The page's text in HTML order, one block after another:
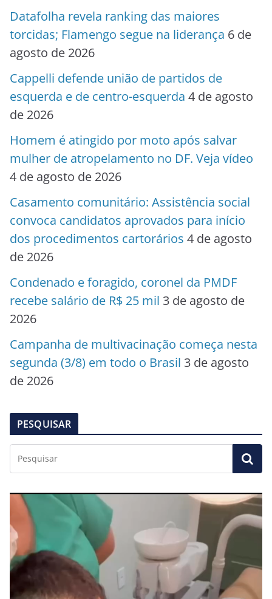
Datafolha revela ranking das maiores
torcidas; Flamengo segue na liderança 6 de
agosto de 2026
Cappelli defende união de partidos de
esquerda e de centro-esquerda 4 de agosto
de 2026
Homem é atingido por moto após salvar
mulher de atropelamento no DF. Veja vídeo
4 de agosto de 2026
Casamento comunitário: Assistência social
convoca candidatos aprovados para início
dos procedimentos cartorários 4 de agosto
de 2026
Condenado e foragido, coronel da PMDF
recebe salário de R$ 25 mil 3 de agosto de
2026
Campanha de multivacinação começa nesta
segunda (3/8) em todo o Brasil 3 de agosto
de 2026
PESQUISAR